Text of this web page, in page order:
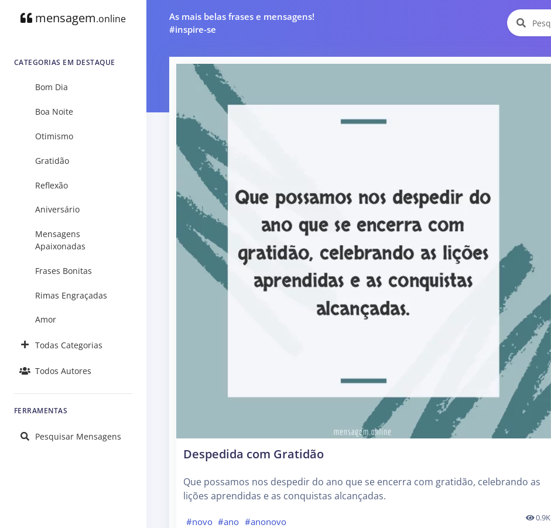
mensagem.online
CATEGORIAS EM DESTAQUE
Bom Dia
Boa Noite
Otimismo
Gratidão
Reflexão
Aniversário
Mensagens
Apaixonadas
Frases Bonitas
Rimas Engraçadas
Amor
Todas Categorias
Todos Autores
FERRAMENTAS
Pesquisar Mensagens
As mais belas frases e mensagens!
#inspire-se
Despedida com Gratidão
Que possamos nos despedir do ano que se encerra com gratidão, celebrando as
lições aprendidas e as conquistas alcançadas.
#novo #ano #anonovo 0.9K